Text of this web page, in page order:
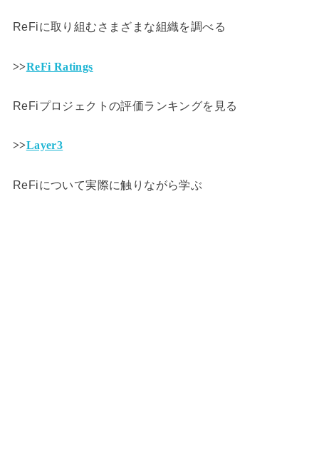
ReFiに取り組むさまざまな組織を調べる
>>ReFi Ratings
ReFiプロジェクトの評価ランキングを見る
>>Layer3
ReFiについて実際に触りながら学ぶ